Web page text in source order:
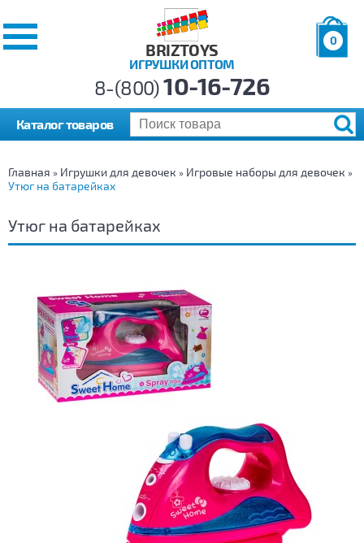
BRIZTOYS
ИГРУШКИ ОПТОМ
0
р.
8-(800)10-16-726
Каталог товаров
Главная » Игрушки для девочек » Игровые наборы для девочек »
Утюг на батарейках
Утюг на батарейках